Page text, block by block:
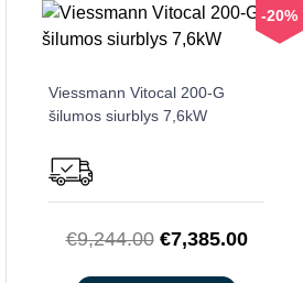
-20%
Viessmann Vitocal 200-G
šilumos siurblys 7,6kW
€9,244.00 Original
€7,385.00Current